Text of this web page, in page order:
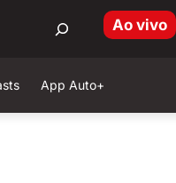
Ao vivo
App Auto+